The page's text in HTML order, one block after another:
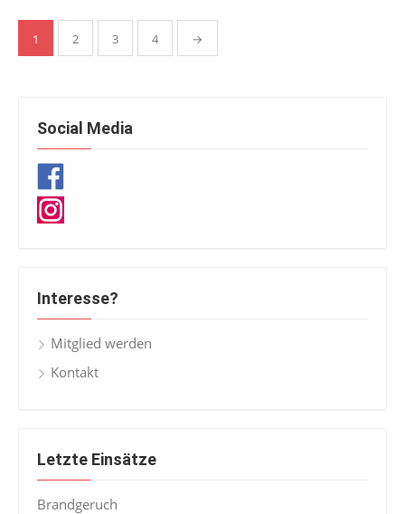
Seitennummerierung
der
1 2 3 4 →
Social Media
Interesse?
Mitglied werden
Kontakt
Letzte Einsätze
Brandgeruch